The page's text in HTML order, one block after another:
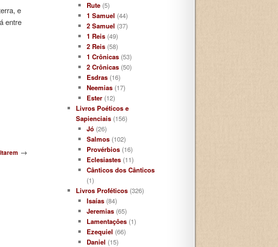
e
entre
→
Rute (5)
1 Samuel (44)
2 Samuel (37)
1 Reis (49)
2 Reis (58)
1 Crônicas (53)
2 Crônicas (50)
Esdras (16)
Neemias (17)
Ester (12)
Livros Poéticos e
Sapienciais(156)
Jó (26)
Salmos (102)
Provérbios (16)
Eclesiastes (11)
Cânticos dos Cânticos
(1)
Livros Proféticos(326)
Isaías (84)
Jeremias (65)
Lamentaçôes (1)
Ezequiel (66)
Daniel (15)